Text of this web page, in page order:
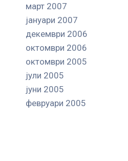
март 2007
јануари 2007
декември 2006
октомври 2006
октомври 2005
јули 2005
јуни 2005
февруари 2005